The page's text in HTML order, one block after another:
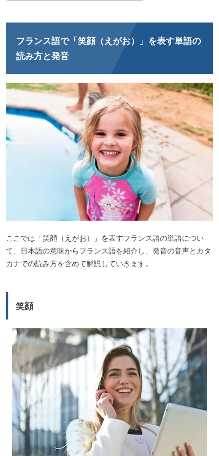
フランス語で「笑顔（えがお）」を表す単語の
読み方と発音
ここでは「笑顔（えがお）」を表すフランス語の単語につい
て、日本語の意味からフランス語を紹介し、発音の音声とカタ
カナでの読み方を含めて解説していきます。
笑顔